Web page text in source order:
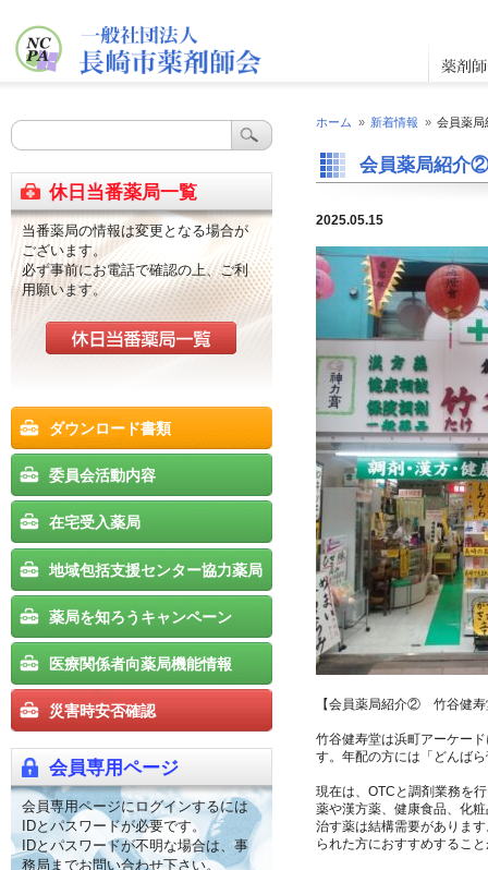
ホーム » 新着情報 » 会員薬
会員薬局紹介
2025.05.15
【会員薬局紹介② 竹谷健寿
竹谷健寿堂は浜町アーケー
す。年配の方には「どんば
現在は、OTCと調剤業務を
薬や漢方薬、健康食品、化
治す薬は結構需要がありま
られた方におすすめするこ
休日当番薬局一覧
当番薬局の情報は変更となる場合が
ございます。
必ず事前にお電話で確認の上、ご利
用願います。
ダウンロード書類
委員会活動内容
在宅受入薬局
地域包括支援センター協力薬局
薬局を知ろうキャンペーン
医療関係者向薬局機能情報
災害時安否確認
会員専用ページ
会員専用ページにログインするには
IDとパスワードが必要です。
IDとパスワードが不明な場合は、事
務局までお問い合わせ下さい。